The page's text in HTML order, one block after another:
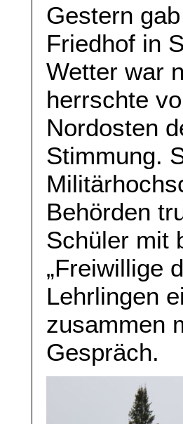
Gestern
Friedhof in
Wetter war
herrschte
Nordosten
Stimmung.
Behörden
Schüler mit
„Freiwillige
Lehrlingen
zusammen
Gespräch.